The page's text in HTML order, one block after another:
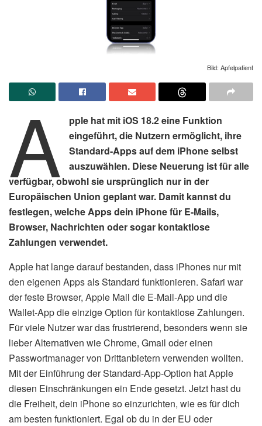
Bild: Apfelpatient
A
pple hat mit iOS 18.2 eine Funktion
eingeführt, die Nutzern ermöglicht, ihre
Standard-Apps auf dem iPhone selbst
auszuwählen. Diese Neuerung ist für alle
verfügbar, obwohl sie ursprünglich nur in der
Europäischen Union geplant war. Damit kannst du
festlegen, welche Apps dein iPhone für E-Mails,
Browser, Nachrichten oder sogar kontaktlose
Zahlungen verwendet.
Apple hat lange darauf bestanden, dass iPhones nur mit
den eigenen Apps als Standard funktionieren. Safari war
der feste Browser, Apple Mail die E-Mail-App und die
Wallet-App die einzige Option für kontaktlose Zahlungen.
Für viele Nutzer war das frustrierend, besonders wenn sie
lieber Alternativen wie Chrome, Gmail oder einen
Passwortmanager von Drittanbietern verwenden wollten.
Mit der Einführung der Standard-App-Option hat Apple
diesen Einschränkungen ein Ende gesetzt. Jetzt hast du
die Freiheit, dein iPhone so einzurichten, wie es für dich
am besten funktioniert. Egal ob du in der EU oder